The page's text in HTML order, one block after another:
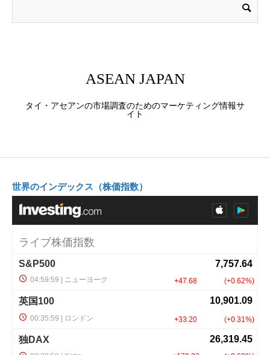
ASEAN JAPAN
タイ・アセアンの市場調査のためのマーケティング情報サ
イト
世界のインデックス（株価指数）